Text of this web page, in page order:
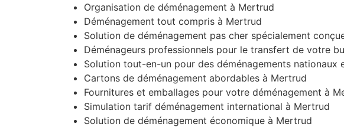
Organisation de déménagement à Mertrud
Déménagement tout compris à Mertrud
Solution de déménagement pas cher spécialement
Déménageurs professionnels pour le transfert de votre
Solution tout-en-un pour des déménagements nationaux
Cartons de déménagement abordables à Mertrud
Fournitures et emballages pour votre déménagement à
Simulation tarif déménagement international à Mertrud
Solution de déménagement économique à Mertrud